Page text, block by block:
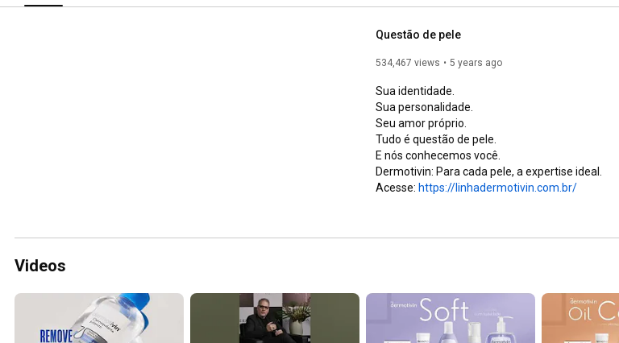
Questão de pele
534,467 views 5 years ago
Sua identidade.
Sua personalidade.
Seu amor próprio.
Tudo é questão de pele.
E nós conhecemos você.
Dermotivin: Para cada pele, a expertise ideal.
https://linhadermotivin.com.br/
Videos